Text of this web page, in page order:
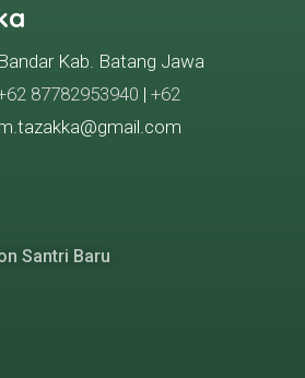
Kab. Batang Jawa
87782953940 | +62
Santri Baru